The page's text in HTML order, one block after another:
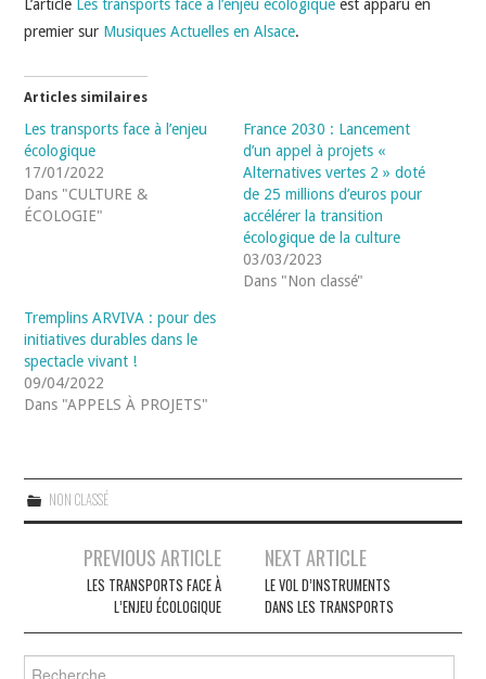
L’article Les transports face à l’enjeu écologique est apparu en
premier sur Musiques Actuelles en Alsace.
Articles similaires
Les transports face à l’enjeu
écologique
17/01/2022
Dans "CULTURE &
ÉCOLOGIE"
France 2030 : Lancement
d’un appel à projets «
Alternatives vertes 2 » doté
de 25 millions d’euros pour
accélérer la transition
écologique de la culture
03/03/2023
Dans "Non classé"
Tremplins ARVIVA : pour des
initiatives durables dans le
spectacle vivant !
09/04/2022
Dans "APPELS À PROJETS"
NON CLASSÉ
NavigationPREVIOUS ARTICLE
LES TRANSPORTS FACE À
L’ENJEU ÉCOLOGIQUE
NEXT ARTICLE
LE VOL D’INSTRUMENTS
DANS LES TRANSPORTS